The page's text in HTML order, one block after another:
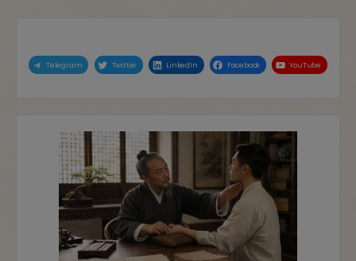
Telegram Twitter LinkedIn Facebook YouTube